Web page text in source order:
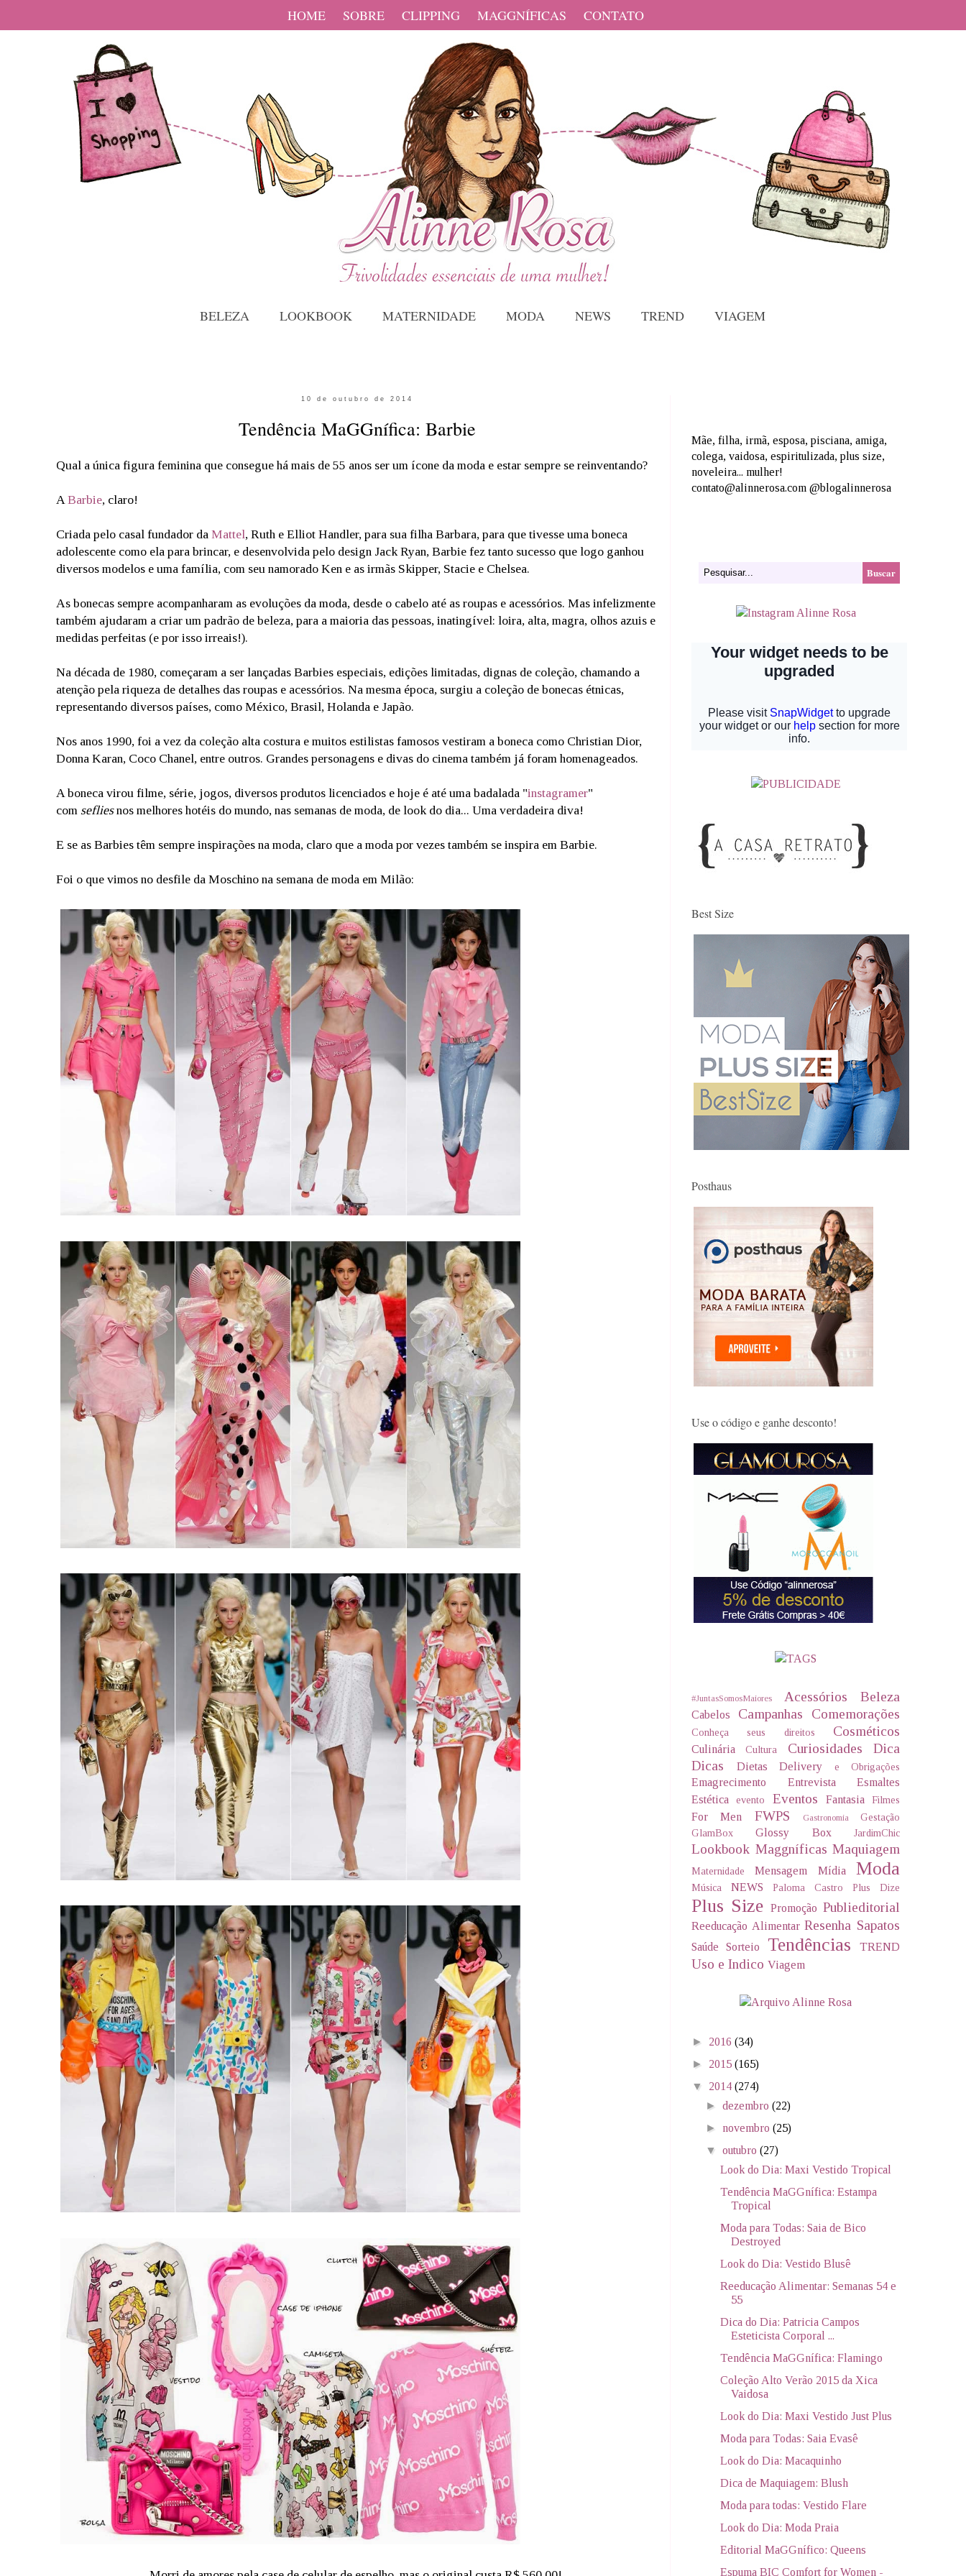
BELEZA LOOKBOOK MATERNIDADE MODA NEWS TREND VIAGEM
10 de outubro de 2014
Tendência MaGGnífica: Barbie
Qual a única figura feminina que consegue há mais de 55 anos ser um ícone da moda e estar sempre se reinventando?
A Barbie, claro!
Criada pelo casal fundador da Mattel, Ruth e Elliot Handler, para sua filha Barbara, para que tivesse uma boneca
adolescente como ela para brincar, e desenvolvida pelo design Jack Ryan, Barbie fez tanto sucesso que logo ganhou
diversos modelos e uma família, com seu namorado Ken e as irmãs Skipper, Stacie e Chelsea.
As bonecas sempre acompanharam as evoluções da moda, desde o cabelo até as roupas e acessórios. Mas infelizmente
também ajudaram a criar um padrão de beleza, para a maioria das pessoas, inatingível: loira, alta, magra, olhos azuis e
medidas perfeitas (e por isso irreais!).
Na década de 1980, começaram a ser lançadas Barbies especiais, edições limitadas, dignas de coleção, chamando a
atenção pela riqueza de detalhes das roupas e acessórios. Na mesma época, surgiu a coleção de bonecas étnicas,
representando diversos países, como México, Brasil, Holanda e Japão.
Nos anos 1990, foi a vez da coleção alta costura e muitos estilistas famosos vestiram a boneca como Christian Dior,
Donna Karan, Coco Chanel, entre outros. Grandes personagens e divas do cinema também já foram homenageados.
A boneca virou filme, série, jogos, diversos produtos licenciados e hoje é até uma badalada "instagramer"
com sefliesnos melhores hotéis do mundo, nas semanas de moda, de look do dia... Uma verdadeira diva!
E se as Barbies têm sempre inspirações na moda, claro que a moda por vezes também se inspira em Barbie.
Foi o que vimos no desfile da Moschino na semana de moda em Milão:
HOME SOBRE CLIPPING MAGGNÍFICAS CONTATO
Mãe, filha, irmã, esposa, pisciana, amiga,
colega, vaidosa, espiritulizada, plus size,
noveleira... mulher!
contato@alinnerosa.com @blogalinnerosa
Best Size
Posthaus
Use o código e ganhe desconto!
#JuntasSomosMaiores Acessórios Beleza
Cabelos Campanhas Comemorações
Conheça seus direitos Cosméticos
Culinária Cultura Curiosidades
Dica
Dicas
Dietas Delivery e Obrigações
Emagrecimento Entrevista
Esmaltes
Estética
evento Eventos Fantasia Filmes
For Men FWPS Gastronomia
Gestação
GlamBox
Glossy Box JardimChic
Lookbook Maggníficas Maquiagem
Maternidade Mensagem Mídia Moda
Música NEWS Paloma Castro Plus Dize
Plus Size Promoção Publieditorial
Reeducação Alimentar Resenha Sapatos
Saúde Sorteio Tendências TREND
Uso e Indico Viagem
► 2016 (34)
► 2015 (165)
▼ 2014 (274)
►dezembro(22)
► novembro(25)
▼outubro(27)
Look do Dia: Maxi Vestido Tropical
Tendência MaGGnífica: Estampa
Tropical
Moda para Todas: Saia de Bico
Destroyed
Look do Dia: Vestido Blusê
Reeducação Alimentar: Semanas 54 e
55
Dica do Dia: Patricia Campos
Esteticista Corporal ...
Tendência MaGGnífica: Flamingo
Coleção Alto Verão 2015 da Xica
Vaidosa
Look do Dia: Maxi Vestido Just Plus
Moda para Todas: Saia Evasê
Look do Dia: Macaquinho
Dica de Maquiagem: Blush
Moda para todas: Vestido Flare
Look do Dia: Moda Praia
Editorial MaGGnífico: Queens
Espuma BIC Comfort for Women -